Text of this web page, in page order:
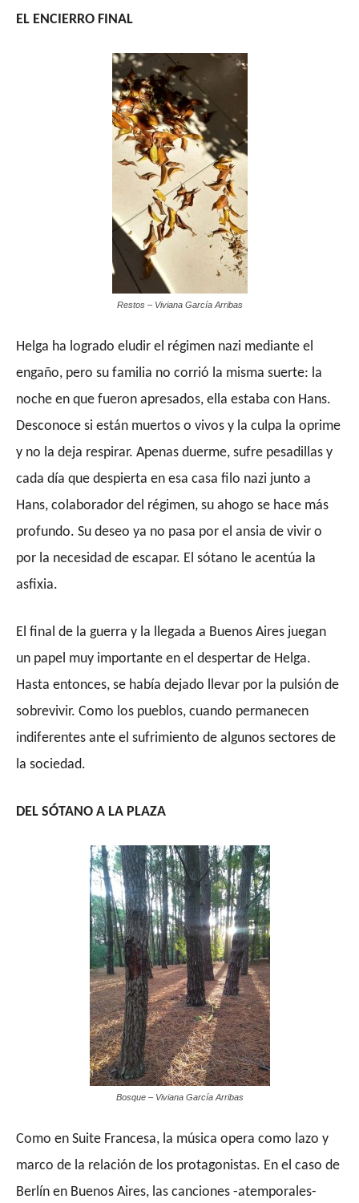
EL ENCIERRO FINAL
Restos – Viviana García Arribas
Helga ha logrado eludir el régimen nazi mediante el
engaño, pero su familia no corrió la misma suerte: la
noche en que fueron apresados, ella estaba con Hans.
Desconoce si están muertos o vivos y la culpa la oprime
y no la deja respirar. Apenas duerme, sufre pesadillas y
cada día que despierta en esa casa filo nazi junto a
Hans, colaborador del régimen, su ahogo se hace más
profundo. Su deseo ya no pasa por el ansia de vivir o
por la necesidad de escapar. El sótano le acentúa la
asfixia.
El final de la guerra y la llegada a Buenos Aires juegan
un papel muy importante en el despertar de Helga.
Hasta entonces, se había dejado llevar por la pulsión de
sobrevivir. Como los pueblos, cuando permanecen
indiferentes ante el sufrimiento de algunos sectores de
la sociedad.
DEL SÓTANO A LA PLAZA
Bosque – Viviana García Arribas
Como en Suite Francesa, la música opera como lazo y
marco de la relación de los protagonistas. En el caso de
Berlín en Buenos Aires, las canciones -atemporales-